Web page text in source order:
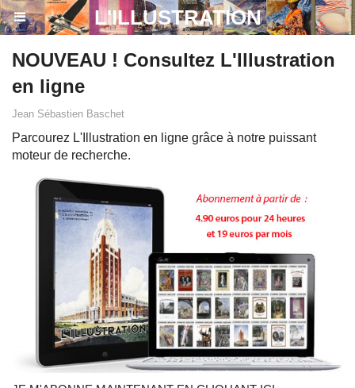
864ac6eda9bb1d7aa19fa0c6b0fa54ef.txt
L'ILLUSTRATION
NOUVEAU ! Consultez L'Illustration
en ligne
Jean Sébastien Baschet
Parcourez L'Illustration en ligne grâce à notre puissant
moteur de recherche.